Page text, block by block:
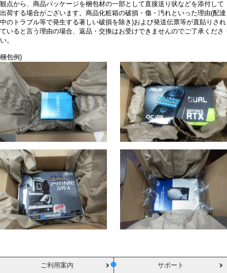
観点から、商品パッケージを梱包材の一部として直接送り状などを添付して
出荷する場合がございます。商品化粧箱の破損・傷・汚れといった理由(配達
中のトラブル等で発生する著しい破損を除き)および発送伝票等が直貼りされ
ていると言う理由の場合、返品・交換はお受けできませんのでご了承くださ
い。
梱包例)
ご利用案内 サポート